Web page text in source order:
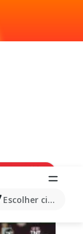
Escolher cidade